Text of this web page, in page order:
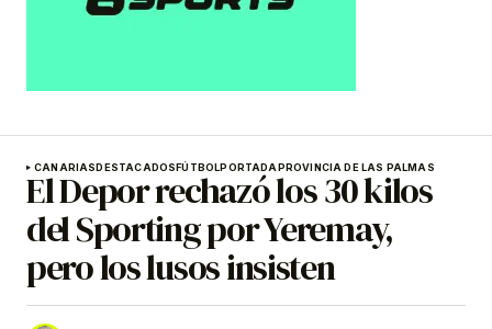
CANARIASDESTACADOSFÚTBOLPORTADAPROVINCIA DE LAS PALMAS
El Depor rechazó los 30 kilos
del Sporting por Yeremay,
pero los lusos insisten